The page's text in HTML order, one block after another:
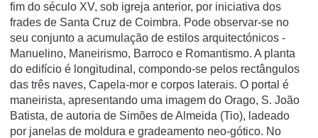
fim do século XV, sob igreja anterior, por iniciativa dos
frades de Santa Cruz de Coimbra. Pode observar-se no
seu conjunto a acumulação de estilos arquitectónicos -
Manuelino, Maneirismo, Barroco e Romantismo. A planta
do edifí­cio é longitudinal, compondo-se pelos rectângulos
das três naves, Capela-mor e corpos laterais. O portal é
maneirista, apresentando uma imagem do Orago, S. João
Batista, de autoria de Simões de Almeida (Tio), ladeado
por janelas de moldura e gradeamento neo-gótico. No